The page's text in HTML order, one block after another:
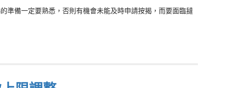
準備一定要熟悉，否則有機會未能及時申請按揭，而要面臨撻